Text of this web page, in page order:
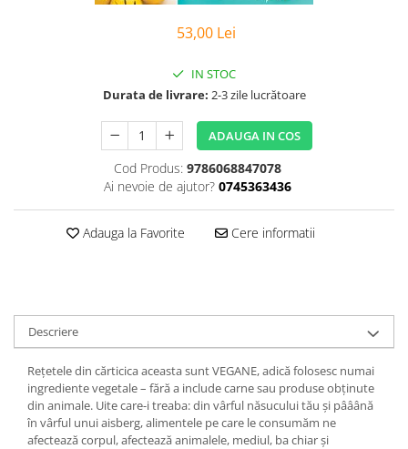
5-7 ani
Cera
Editura Arthur
Editura Bookzone
Editura Cartea Copiilor
53,00 Lei
IN STOC
Durata de livrare: 2-3 zile lucrătoare
ADAUGA IN COS
Cod Produs: 9786068847078
Ai nevoie de ajutor? 0745363436
Adauga la Favorite Cere informatii
Descriere
Rețetele din cărticica aceasta sunt VEGANE, adică folosesc numai
ingrediente vegetale – fără a include carne sau produse obținute
din animale. Uite care-i treaba: din vârful năsucului tău și pââână
în vârful unui aisberg, alimentele pe care le consumăm ne
afectează corpul, afectează animalele, mediul, ba chiar și